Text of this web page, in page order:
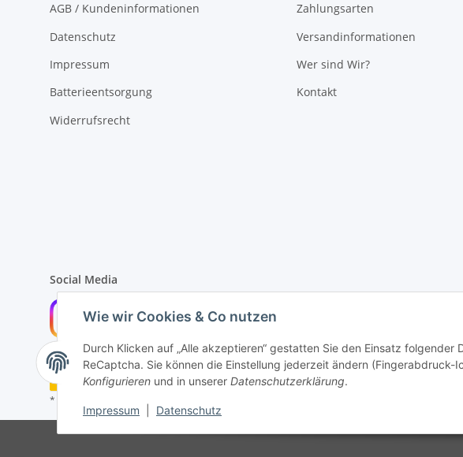
Wie wir Cookies & Co nutzen
Durch Klicken auf „Alle akzeptieren“ gestatten Sie den Einsatz folgender
ReCaptcha. Sie können die Einstellung jederzeit ändern (Fingerabdruck-
Konfigurieren und in unserer Datenschutzerklärung.
Impressum Datenschutz
AGB / Kundeninformationen
Datenschutz
Impressum
Batterieentsorgung
Widerrufsrecht
Zahlungsarten
Versandinformationen
Wer sind Wir?
Kontakt
Social Media
Widerrufsbutton
* Alle Preise inkl. gesetzlicher USt., zzgl.